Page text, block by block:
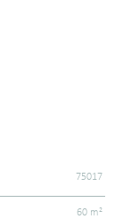
75017
60 m²